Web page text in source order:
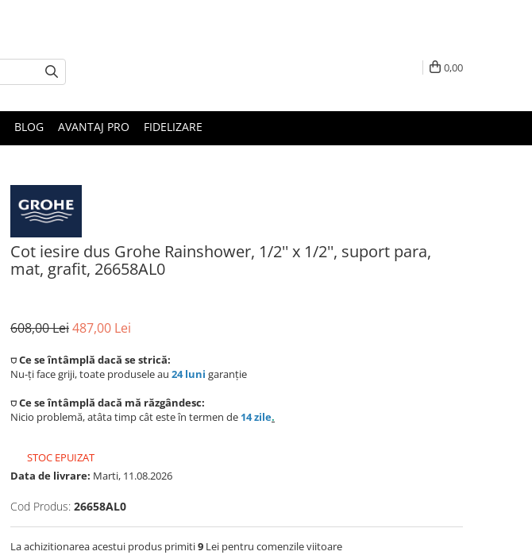
0,00
BLOG AVANTAJ PRO FIDELIZARE
Cot iesire dus Grohe Rainshower, 1/2'' x 1/2'', suport para,
mat, grafit, 26658AL0
608,00 Lei487,00 Lei
⛉ Ce se întâmplă dacă se strică:
Nu-ți face griji, toate produsele au 24 luni garanție
⛉ Ce se întâmplă dacă mă răzgândesc:
Nicio problemă, atâta timp cât este în termen de 14 zile.
STOC EPUIZAT
Data de livrare: Marti, 11.08.2026
Cod Produs: 26658AL0
La achizitionarea acestui produs primiti9 Lei pentru comenzile viitoare